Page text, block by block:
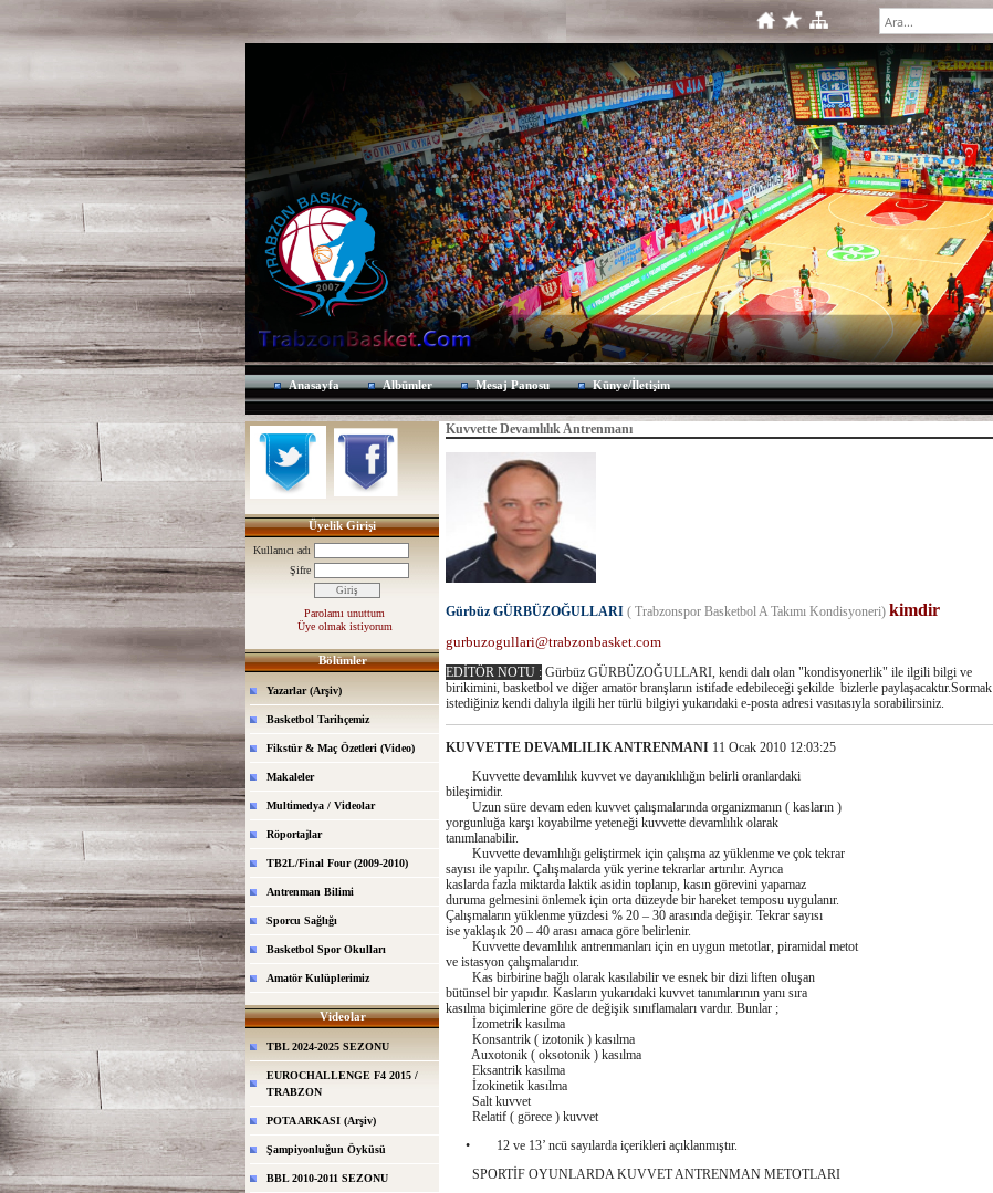
Anasayfa Albümler Mesaj Panosu Künye/İletişim
Üyelik Girişi
Kullanıcı adı
Şifre
Parolamı unuttum
Üye olmak istiyorum
Bölümler
Yazarlar (Arşiv)
Basketbol Tarihçemiz
Fikstür & Maç Özetleri (Video)
Makaleler
Multimedya / Videolar
Röportajlar
TB2L/Final Four (2009-2010)
Antrenman Bilimi
Sporcu Sağlığı
Basketbol Spor Okulları
Amatör Kulüplerimiz
Videolar
TBL 2024-2025 SEZONU
EUROCHALLENGE F4 2015 /
TRABZON
POTA ARKASI (Arşiv)
Şampiyonluğun Öyküsü
BBL 2010-2011 SEZONU
Kuvvette Devamlılık Antrenmanı
Gürbüz GÜRBÜZOĞULLARI ( Trabzonspor Basketbol A Takımı Kondisyoneri) kimdir
gurbuzogullari@trabzonbasket.com
EDİTÖR NOTU : Gürbüz GÜRBÜZOĞULLARI, kendi dalı olan "kondisyonerlik" ile ilgili bilgi ve
birikimini, basketbol ve diğer amatör branşların istifade edebileceği şekilde bizlerle paylaşacaktır.Sormak
istediğiniz kendi dalıyla ilgili her türlü bilgiyi yukarıdaki e-posta adresi vasıtasıyla sorabilirsiniz.
KUVVETTE DEVAMLILIK ANTRENMANI 11 Ocak 2010 12:03:25
Kuvvette devamlılık kuvvet ve dayanıklılığın belirli oranlardaki
bileşimidir.
Uzun süre devam eden kuvvet çalışmalarında organizmanın ( kasların )
yorgunluğa karşı koyabilme yeteneği kuvvette devamlılık olarak
tanımlanabilir.
Kuvvette devamlılığı geliştirmek için çalışma az yüklenme ve çok tekrar
sayısı ile yapılır. Çalışmalarda yük yerine tekrarlar artırılır. Ayrıca
kaslarda fazla miktarda laktik asidin toplanıp, kasın görevini yapamaz
duruma gelmesini önlemek için orta düzeyde bir hareket temposu uygulanır.
Çalışmaların yüklenme yüzdesi % 20 – 30 arasında değişir. Tekrar sayısı
ise yaklaşık 20 – 40 arası amaca göre belirlenir.
Kuvvette devamlılık antrenmanları için en uygun metotlar, piramidal metot
ve istasyon çalışmalarıdır.
Kas birbirine bağlı olarak kasılabilir ve esnek bir dizi liften oluşan
bütünsel bir yapıdır. Kasların yukarıdaki kuvvet tanımlarının yanı sıra
kasılma biçimlerine göre de değişik sınıflamaları vardır. Bunlar ;
İzometrik kasılma
Konsantrik ( izotonik ) kasılma
Auxotonik ( oksotonik ) kasılma
Eksantrik kasılma
İzokinetik kasılma
Salt kuvvet
Relatif ( görece ) kuvvet
• 12 ve 13’ ncü sayılarda içerikleri açıklanmıştır.
SPORTİF OYUNLARDA KUVVET ANTRENMAN METOTLARI